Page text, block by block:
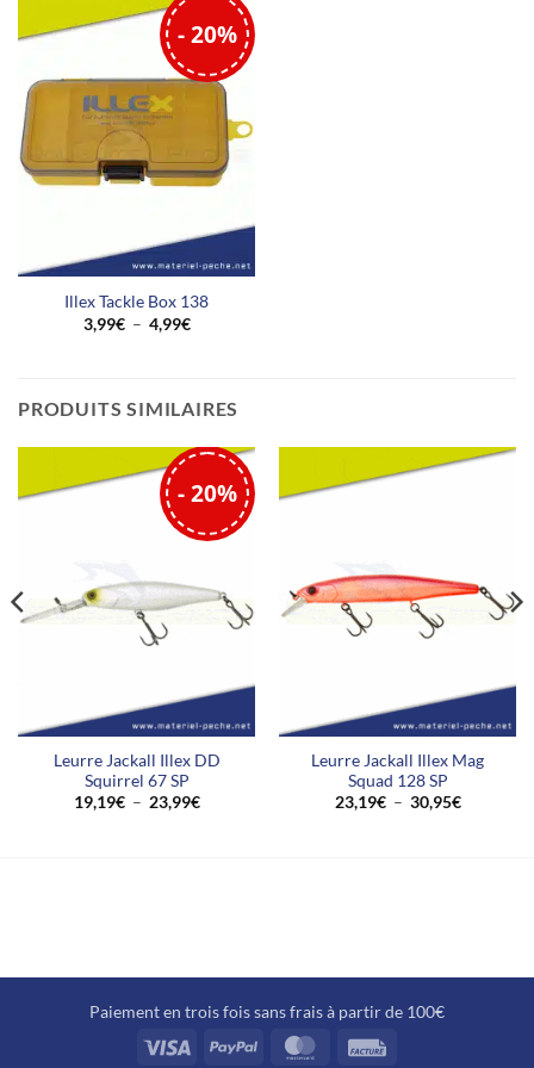
- 20%
Illex Tackle Box 138
3,99€ – 4,99€Plage
4,99€
PRODUITS SIMILAIRES
- 20%
Leurre Jackall Illex DD
Squirrel 67 SP
19,19€ – 23,99€Plage
Leurre Jackall Illex Mag
Squad 128 SP
23,19€ – 30,95€Plage
Paiement en trois fois sans frais à partir de 100€
Visa
PayPal MasterCard